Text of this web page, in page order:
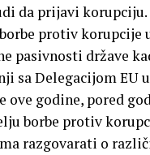
da prijavi
protiv
pasivnosti države
sa Delegacijom EU
ove godine, pored
borbe protiv
razgovarati o